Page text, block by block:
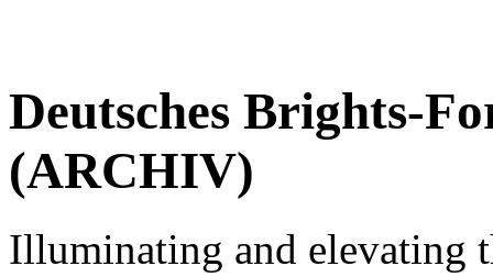
Deutsches Brights-
(ARCHIV)
Illuminating and elevating